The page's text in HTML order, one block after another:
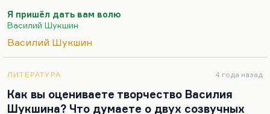
таки предательства, но скажу, что тема рокового
несоответствия между героем и народом, от
которого он оторвался; от одних ушёл, к другим
— да народ не готов, он видит в любой воле
прежде всего готовность пограбить и поубивать.
Это читается в романе о Разине довольно
Я пришёл дать вам волю
Василий Шукшин
Василий Шукшин
ЛИТЕРАТУРА 4 года назад
Как вы оцениваете творчество Василия
Шукшина? Что думаете о двух созвучных